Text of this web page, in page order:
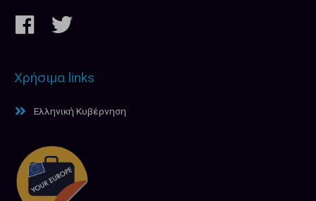
Χρήσιμα links
Ελληνική Κυβέρνηση